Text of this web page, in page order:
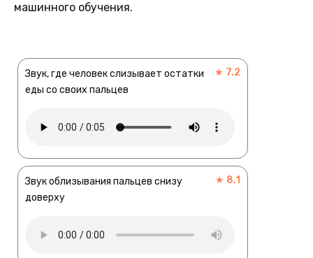
машинного обучения.
Звук, где человек слизывает остатки
еды со своих пальцев
★ 7.2
Звук облизывания пальцев снизу
доверху
★ 8.1